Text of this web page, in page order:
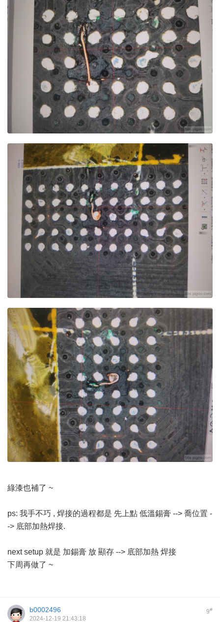
綠漆也補了 ~
ps: 我手不巧 , 焊接的過程都是 先上點 低溫錫膏 --> 喬位置 -
-> 底部加熱焊接.
next setup 就是 加錫膏 放 顯存 --> 底部加熱 焊接
下周再做了 ~
9#
b0002496
2024-12-19 21:43:18